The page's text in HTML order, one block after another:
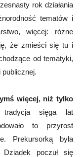
rok działania
tematów i
więcej: różne
że zmieści się tu i
od tematyki,
publicznej.
więcej, niż tylko
sięga lat
to przyrost
Prekursorką była
poczuł się